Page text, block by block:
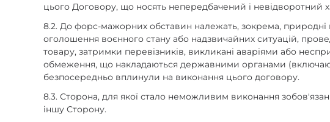
цього Договору, що носять непередбачений і невідворотний
8.2. До форс-мажорних обставин належать, зокрема, природні
оголошення воєнного стану або надзвичайних ситуацій,
товару, затримки перевізників, викликані аваріями або
обмеження, що накладаються державними органами
безпосередньо вплинули на виконання цього договору.
8.3. Сторона, для якої стало неможливим виконання
іншу Сторону.